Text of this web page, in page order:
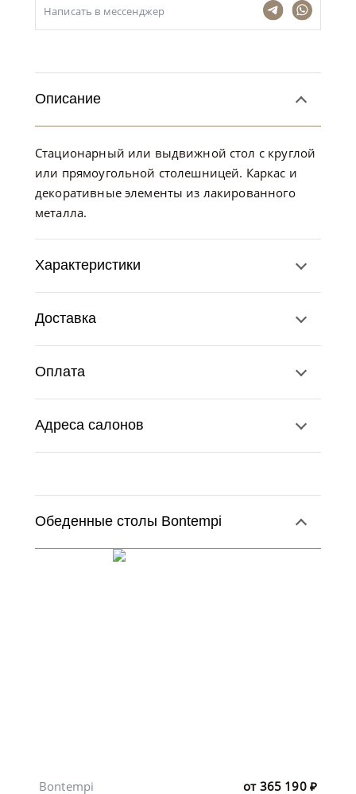
Написать в мессенджер
Описание
Стационарный или выдвижной стол с круглой
или прямоугольной столешницей. Каркас и
декоративные элементы из лакированного
металла.
Характеристики
Доставка
Оплата
Адреса салонов
Обеденные столы Bontempi
от 365 190 ₽
Bontempi